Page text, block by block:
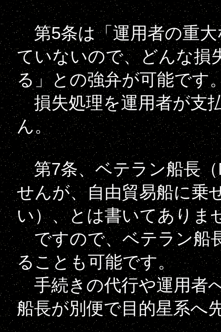
第5条は「運用者の重大
ていないので、どんな損
る」との強弁が可能です
損失処理を運用者が支
ん。
第7条、ベテラン船長（
せんが、自由貿易船に乗
い）、とは書いてありま
ですので、ベテラン船
ることも可能です。
手続きの代行や運用者
船長が別便で目的星系へ